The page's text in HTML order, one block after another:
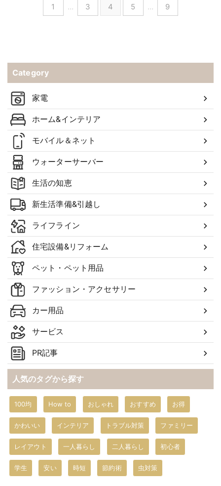
1 … 3 4 5 … 9
Category
家電
ホーム&インテリア
モバイル＆ネット
ウォーターサーバー
生活の知恵
新生活準備&引越し
ライフライン
住宅設備&リフォーム
ペット・ペット用品
ファッション・アクセサリー
カー用品
サービス
PR記事
人気のタグから探す
100均 How to おしゃれ おすすめ お得
かわいい インテリア トラブル対策 ファミリー
レイアウト 一人暮らし 二人暮らし 初心者
学生 安い 時短 節約術 虫対策